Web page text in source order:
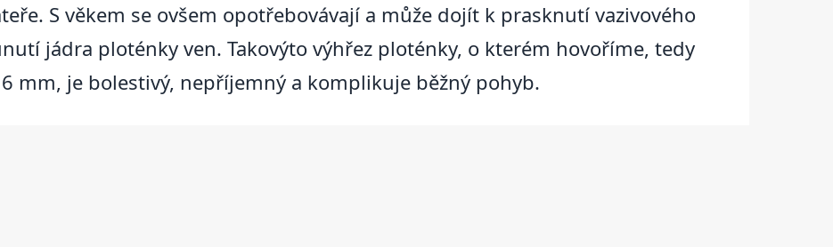
S věkem se ovšem opotřebovávají a může dojít k prasknutí vazivového
jádra ploténky ven. Takovýto výhřez ploténky, o kterém hovoříme, tedy
mm, je bolestivý, nepříjemný a komplikuje běžný pohyb.